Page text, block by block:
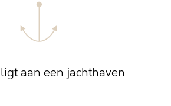
aan een jachthaven